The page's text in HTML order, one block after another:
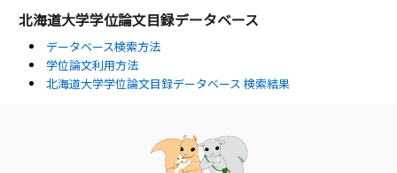
北海道大学学位論文目録データベース
データベース検索方法
学位論文利用方法
北海道大学学位論文目録データベース 検索結果